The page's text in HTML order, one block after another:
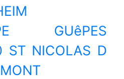
GUêPES
ST NICOLAS D